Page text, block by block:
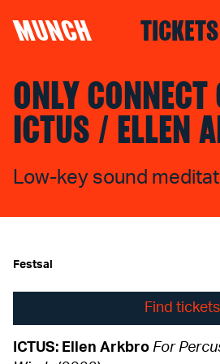
MUNCH TICKETS
ONLY CONNECT
ICTUS / ELLEN
Low-key sound
Festsal
Find tickets
ICTUS: Ellen Arkbro For